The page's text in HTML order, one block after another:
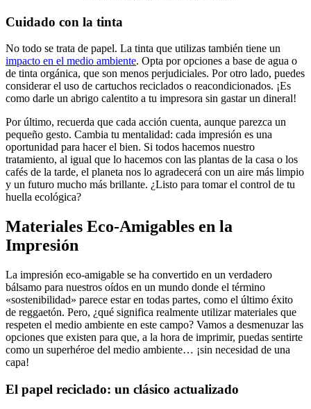
Cuidado con la tinta
No todo se trata de papel. La tinta que utilizas también tiene un
impacto en el medio ambiente. Opta por opciones a base de agua o
de tinta orgánica, que son menos perjudiciales. Por otro lado, puedes
considerar el uso de cartuchos reciclados o reacondicionados. ¡Es
como darle un abrigo calentito a tu impresora sin gastar un dineral!
Por último, recuerda que cada acción cuenta, aunque parezca un
pequeño gesto. Cambia tu mentalidad: cada impresión es una
oportunidad para hacer el bien. Si todos hacemos nuestro
tratamiento, al igual que lo hacemos con las plantas de la casa o los
cafés de la tarde, el planeta nos lo agradecerá con un aire más limpio
y un futuro mucho más brillante. ¿Listo para tomar el control de tu
huella ecológica?
Materiales Eco-Amigables en la
Impresión
La impresión eco-amigable se ha convertido en un verdadero
bálsamo para nuestros oídos en un mundo donde el término
«sostenibilidad» parece estar en todas partes, como el último éxito
de reggaetón. Pero, ¿qué significa realmente utilizar materiales que
respeten el medio ambiente en este campo? Vamos a desmenuzar las
opciones que existen para que, a la hora de imprimir, puedas sentirte
como un superhéroe del medio ambiente… ¡sin necesidad de una
capa!
El papel reciclado: un clásico actualizado